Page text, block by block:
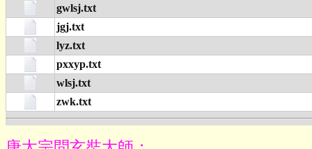
gwlsj.txt
jgj.txt
lyz.txt
pxxyp.txt
wlsj.txt
zwk.txt